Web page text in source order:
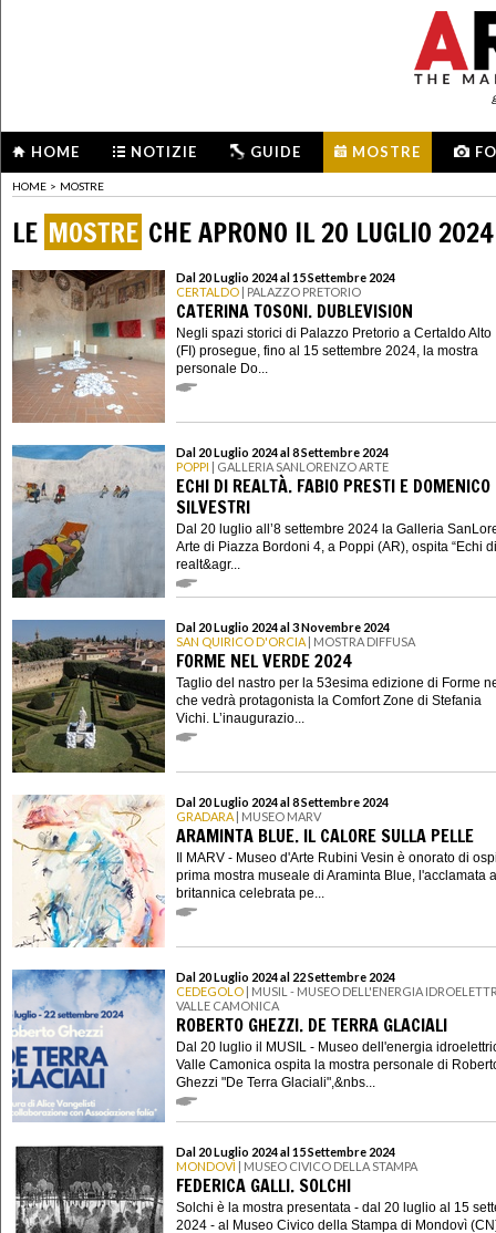
HOME NOTIZIE GUIDE MOSTRE
HOME > MOSTRE
LE MOSTRE CHE APRONO IL 20 LUGLIO 2024
Dal 20 Luglio 2024 al 15 Settembre 2024
CERTALDO | PALAZZO PRETORIO
CATERINA TOSONI. DUBLEVISION
Negli spazi storici di Palazzo Pretorio a Certaldo Alto
(FI) prosegue, fino al 15 settembre 2024, la mostra
personale Do...
Dal 20 Luglio 2024 al 8 Settembre 2024
POPPI | GALLERIA SANLORENZO ARTE
ECHI DI REALTÀ. FABIO PRESTI E DOMENICO
SILVESTRI
Dal 20 luglio all’8 settembre 2024 la Galleria
Arte di Piazza Bordoni 4, a Poppi (AR), ospita “Echi di
realt&agr...
Dal 20 Luglio 2024 al 3 Novembre 2024
SAN QUIRICO D'ORCIA | MOSTRA DIFFUSA
FORME NEL VERDE 2024
Taglio del nastro per la 53esima edizione di Forme
che vedrà protagonista la Comfort Zone di Stefania
Vichi. L’inaugurazio...
Dal 20 Luglio 2024 al 8 Settembre 2024
GRADARA | MUSEO MARV
ARAMINTA BLUE. IL CALORE SULLA PELLE
Il MARV - Museo d'Arte Rubini Vesin è onorato di
prima mostra museale di Araminta Blue, l'acclamata
britannica celebrata pe...
Dal 20 Luglio 2024 al 22 Settembre 2024
CEDEGOLO | MUSIL - MUSEO DELL'ENERGIA
VALLE CAMONICA
ROBERTO GHEZZI. DE TERRA GLACIALI
Dal 20 luglio il MUSIL - Museo dell'energia
Valle Camonica ospita la mostra personale di
Ghezzi "De Terra Glaciali",&nbs...
Dal 20 Luglio 2024 al 15 Settembre 2024
MONDOVÌ | MUSEO CIVICO DELLA STAMPA
FEDERICA GALLI. SOLCHI
Solchi è la mostra presentata - dal 20 luglio al 15
2024 - al Museo Civico della Stampa di Mondovì